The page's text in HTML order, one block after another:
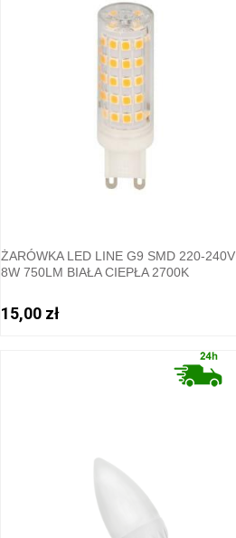
ŻARÓWKA LED LINE G9 SMD 220-240V
8W 750LM BIAŁA CIEPŁA 2700K
15,00 zł